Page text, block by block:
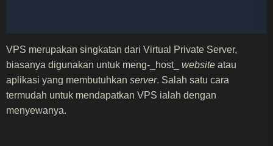
VPS merupakan singkatan dari Virtual Private Server,
biasanya digunakan untuk meng-_host_ website atau
aplikasi yang membutuhkan server. Salah satu cara
termudah untuk mendapatkan VPS ialah dengan
menyewanya.